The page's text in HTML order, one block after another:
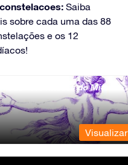
Saiba
sobre cada uma das 88
e os 12
- A Princesa do Mito
Visualizar